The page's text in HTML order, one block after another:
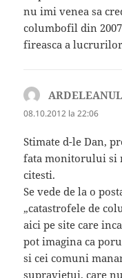
nu imi venea sa
columbofil din
fireasca a
ARDELEANUL
08.10.2012 la 22:06
Stimate d-le Dan,
fata monitorului si
citesti.
Se vede de la o
„catastrofele de
aici pe site care
pot imagina ca
si cei comuni
supravietui, care